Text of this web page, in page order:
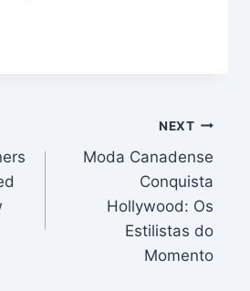
NEXT
Moda Canadense
Conquista
Hollywood: Os
Estilistas do
Momento